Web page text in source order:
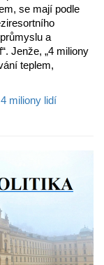
se mají podle
a
Jenže, „4 miliony
teplem,
miliony lidí